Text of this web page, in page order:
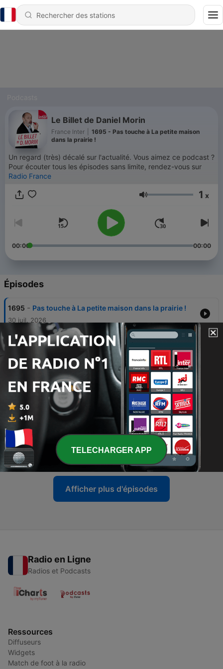
Le Billet de Daniel Morin
France Inter
1695 - Pas touche à La petite maison
dans la prairie !
Un regard (très) décalé sur l'actualité. Vous aimez ce podcast ?
Pour écouter tous les épisodes sans limite, rendez-vous sur
Radio France
Volume 1 x
00:00 00:00
Épisodes
1695 - Pas touche à La petite maison dans la prairie !
30 juil. 2026
1694 La nouvelle vie de Nicolas Sarkozy
1693 - Attention, risque de forêt !
02 juil. 2026
1692 -
La vieillesse de Robin des Bois, version film
France Inter
01 juil. 2026
1691 - La pleine lune des fraises
30 juin 2026
Afficher plus d'épisodes
Radio en Ligne
Radios et Podcasts
Ressources
Diffuseurs
Widgets
Match de foot à la radio
TELECHARGER APP